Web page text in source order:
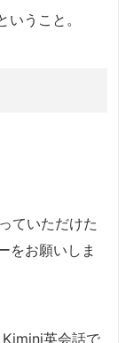
うこと。
ていただけた
をお願いしま
英会話で